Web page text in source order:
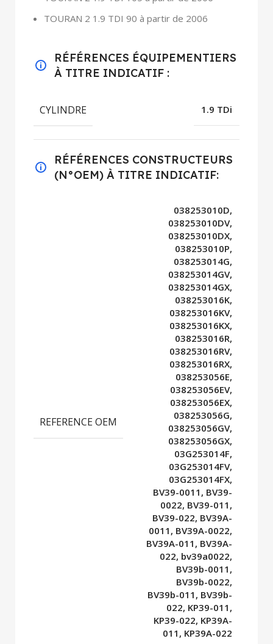
TOURAN 2 1.9 TDI 90 à partir de 2006
RÉFÉRENCES ÉQUIPEMENTIERS
À TITRE INDICATIF :
CYLINDRE 1.9 TDi
RÉFÉRENCES CONSTRUCTEURS
(N°OEM) À TITRE INDICATIF:
REFERENCE OEM
038253010D,
038253010DV,
038253010DX,
038253010P,
038253014G,
038253014GV,
038253014GX,
038253016K,
038253016KV,
038253016KX,
038253016R,
038253016RV,
038253016RX,
038253056E,
038253056EV,
038253056EX,
038253056G,
038253056GV,
038253056GX,
03G253014F,
03G253014FV,
03G253014FX,
BV39-0011, BV39-
0022, BV39-011,
BV39-022, BV39A-
0011, BV39A-0022,
BV39A-011, BV39A-
022, bv39a0022,
BV39b-0011,
BV39b-0022,
BV39b-011, BV39b-
022, KP39-011,
KP39-022, KP39A-
011, KP39A-022